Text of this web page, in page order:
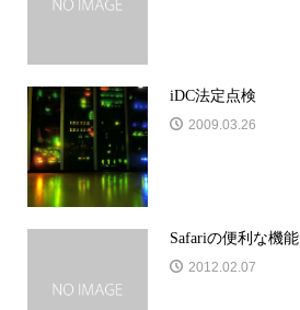
iDC法定点検
2009.03.26
Safariの便利な機能
2012.02.07